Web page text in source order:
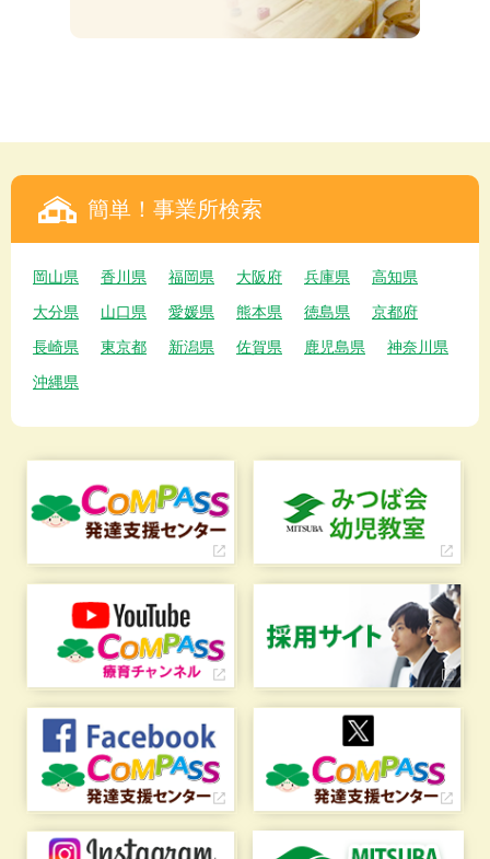
簡単！事業所検索
岡山県 香川県 福岡県 大阪府 兵庫県
高知県
大分県
山口県 愛媛県 熊本県 徳島県
京都府
長崎県
東京都 新潟県 佐賀県 鹿児島県
神奈川県
沖縄県